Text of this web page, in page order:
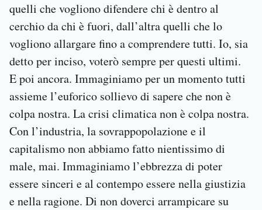
quelli che vogliono difendere chi è dentro al
cerchio da chi è fuori, dall’altra quelli che lo
vogliono allargare fino a comprendere tutti. Io, sia
detto per inciso, voterò sempre per questi ultimi.
E poi ancora. Immaginiamo per un momento tutti
assieme l’euforico sollievo di sapere che non è
colpa nostra. La crisi climatica non è colpa nostra.
Con l’industria, la sovrappopolazione e il
capitalismo non abbiamo fatto nientissimo di
male, mai. Immaginiamo l’ebbrezza di poter
essere sinceri e al contempo essere nella giustizia
e nella ragione. Di non doverci arrampicare su